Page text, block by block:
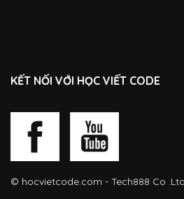
KẾT NỐI VỚI HỌC VIẾT CODE
© hocvietcode.com - Tech888 Co